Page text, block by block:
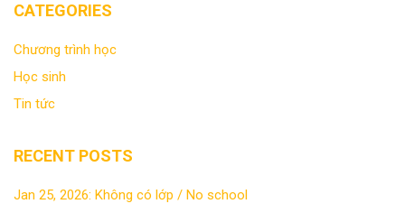
CATEGORIES
Chương trình học
Học sinh
Tin tức
RECENT POSTS
Jan 25, 2026: Không có lớp / No school